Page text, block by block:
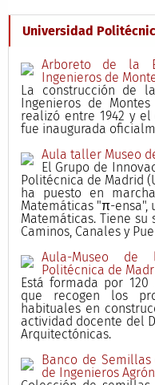
Universidad
Arboreto de la
Ingenieros de
La construcción de
Ingenieros de
realizó entre 1942 y
fue inaugurada
Aula taller Museo
El Grupo de
Politécnica de Madrid
ha puesto en
Matemáticas "π-ensa",
Matemáticas. Tiene su
Caminos, Canales y
Aula-Museo de
Politécnica de
Está formada por 120
que recogen los
habituales en
actividad docente del
Arquitectónicas.
Banco de
de Ingenieros